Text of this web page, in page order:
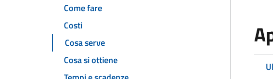
Come fare
Costi
Cosa serve
Cosa si ottiene